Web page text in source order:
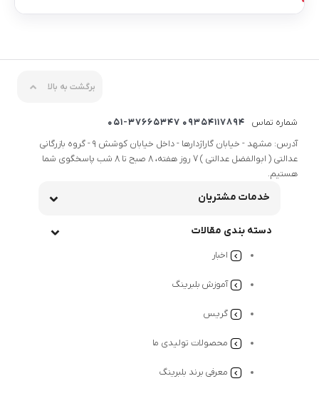
برگشت به بالا
شماره تماس
09354117894 051-37665347
آدرس: مشهد - خیابان گاراژدارها - داخل خیابان کوشش 9 - گروه بازرگانی
عدالتی ( ابوالفضل عدالتی ) 7 روز هفته، 8 صبح تا 8 شب پاسخگوی شما
هستیم.
خدمات مشتریان
دسته بندی مقالات
اخبار
آموزش بلبرینگ
گریس
محصولات تولیدی ما
معرفی برند بلبرینگ